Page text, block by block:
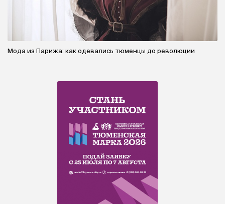
Мода из Парижа: как одевались тюменцы до революции